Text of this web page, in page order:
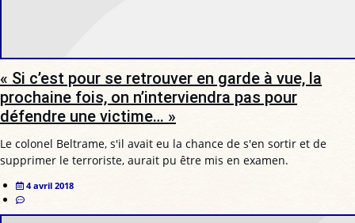
« Si c’est pour se retrouver en garde à vue, la
prochaine fois, on n’interviendra pas pour
défendre une victime… »
Le colonel Beltrame, s'il avait eu la chance de s'en sortir et de
supprimer le terroriste, aurait pu être mis en examen.
4 avril 2018